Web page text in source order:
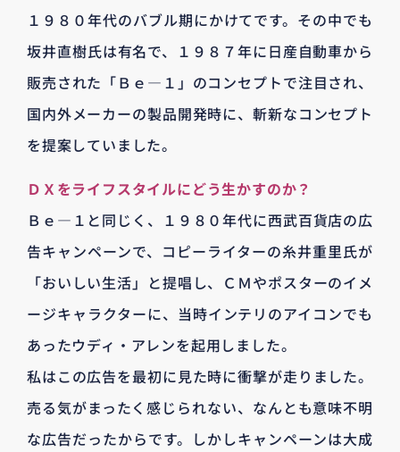
１９８０年代のバブル期にかけてです。その中でも
坂井直樹氏は有名で、１９８７年に日産自動車から
販売された「Ｂｅ―１」のコンセプトで注目され、
国内外メーカーの製品開発時に、斬新なコンセプト
を提案していました。
ＤＸをライフスタイルにどう生かすのか？
Ｂｅ―１と同じく、１９８０年代に西武百貨店の広
告キャンペーンで、コピーライターの糸井重里氏が
「おいしい生活」と提唱し、ＣＭやポスターのイメ
ージキャラクターに、当時インテリのアイコンでも
あったウディ・アレンを起用しました。
私はこの広告を最初に見た時に衝撃が走りました。
売る気がまったく感じられない、なんとも意味不明
な広告だったからです。しかしキャンペーンは大成